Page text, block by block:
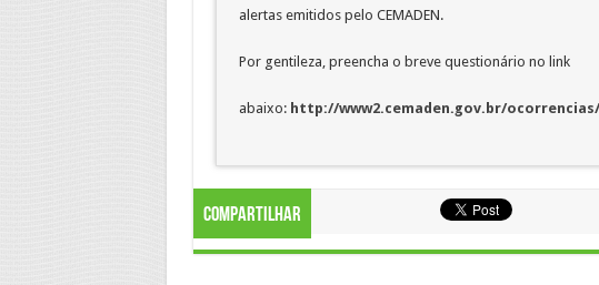
alertas emitidos pelo CEMADEN.
Por gentileza, preencha o breve questionário no link
abaixo: http://www2.cemaden.gov.br/
Compartilhar